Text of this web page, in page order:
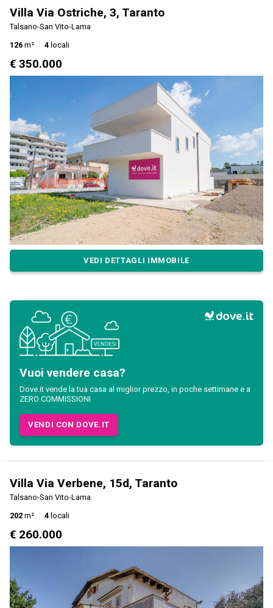
Villa Via Ostriche, 3, Taranto
Talsano-San Vito-Lama
126 m² 4 locali
€ 350.000
VEDI DETTAGLI IMMOBILE
Vuoi vendere casa?
Dove.it vende la tua casa al miglior prezzo, in poche settimane e a
ZERO COMMISSIONI
VENDI CON DOVE.IT
Villa Via Verbene, 15d, Taranto
Talsano-San Vito-Lama
202 m² 4 locali
€ 260.000